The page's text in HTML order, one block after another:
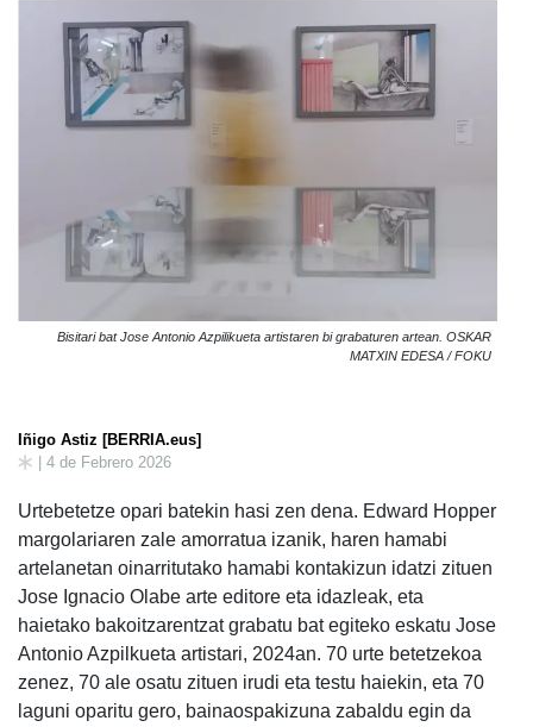
Bisitari bat Jose Antonio Azpilikueta artistaren bi grabaturen artean. OSKAR
MATXIN EDESA / FOKU
Iñigo Astiz [BERRIA.eus]
| 4 de Febrero 2026
Urtebetetze opari batekin hasi zen dena. Edward Hopper
margolariaren zale amorratua izanik, haren hamabi
artelanetan oinarritutako hamabi kontakizun idatzi zituen
Jose Ignacio Olabe arte editore eta idazleak, eta
haietako bakoitzarentzat grabatu bat egiteko eskatu Jose
Antonio Azpilkueta artistari, 2024an. 70 urte betetzekoa
zenez, 70 ale osatu zituen irudi eta testu haiekin, eta 70
laguni oparitu gero, bainaospakizuna zabaldu egin da